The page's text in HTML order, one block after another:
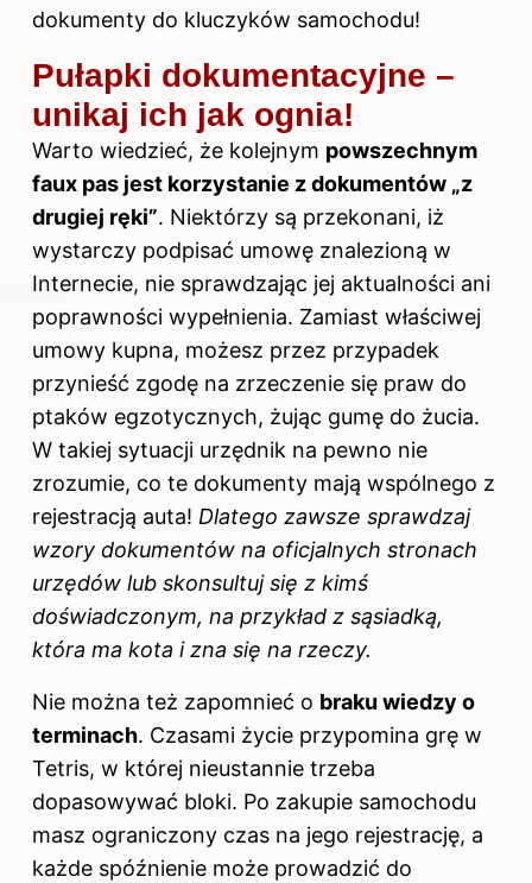
dokumenty do kluczyków samochodu!
Pułapki dokumentacyjne –
unikaj ich jak ognia!
Warto wiedzieć, że kolejnym powszechnym
faux pas jest korzystanie z dokumentów „z
drugiej ręki”. Niektórzy są przekonani, iż
wystarczy podpisać umowę znalezioną w
Internecie, nie sprawdzając jej aktualności ani
poprawności wypełnienia. Zamiast właściwej
umowy kupna, możesz przez przypadek
przynieść zgodę na zrzeczenie się praw do
ptaków egzotycznych, żując gumę do żucia.
W takiej sytuacji urzędnik na pewno nie
zrozumie, co te dokumenty mają wspólnego z
rejestracją auta! Dlatego zawsze sprawdzaj
wzory dokumentów na oficjalnych stronach
urzędów lub skonsultuj się z kimś
doświadczonym, na przykład z sąsiadką,
która ma kota i zna się na rzeczy.
Nie można też zapomnieć o braku wiedzy o
terminach. Czasami życie przypomina grę w
Tetris, w której nieustannie trzeba
dopasowywać bloki. Po zakupie samochodu
masz ograniczony czas na jego rejestrację, a
każde spóźnienie może prowadzić do